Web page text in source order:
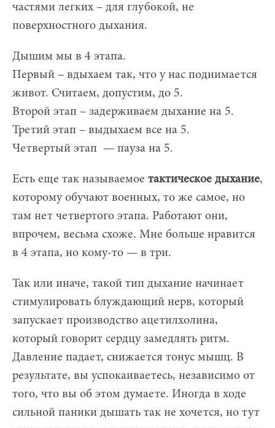
частями легких – для глубокой, не
поверхностного дыхания.
Дышим мы в 4 этапа.
Первый – вдыхаем так, что у нас поднимается
живот. Считаем, допустим, до 5.
Второй этап – задерживаем дыхание на 5.
Третий этап – выдыхаем все на 5.
Четвертый этап — пауза на 5.
Есть еще так называемое тактическое дыхание,
которому обучают военных, то же самое, но
там нет четвертого этапа. Работают они,
впрочем, весьма схоже. Мне больше нравится
в 4 этапа, но кому-то — в три.
Так или иначе, такой тип дыхание начинает
стимулировать блуждающий нерв, который
запускает производство ацетилхолина,
который говорит сердцу замедлять ритм.
Давление падает, снижается тонус мышц. В
результате, вы успокаиваетесь, независимо от
того, что вы об этом думаете. Иногда в ходе
сильной паники дышать так не хочется, но тут